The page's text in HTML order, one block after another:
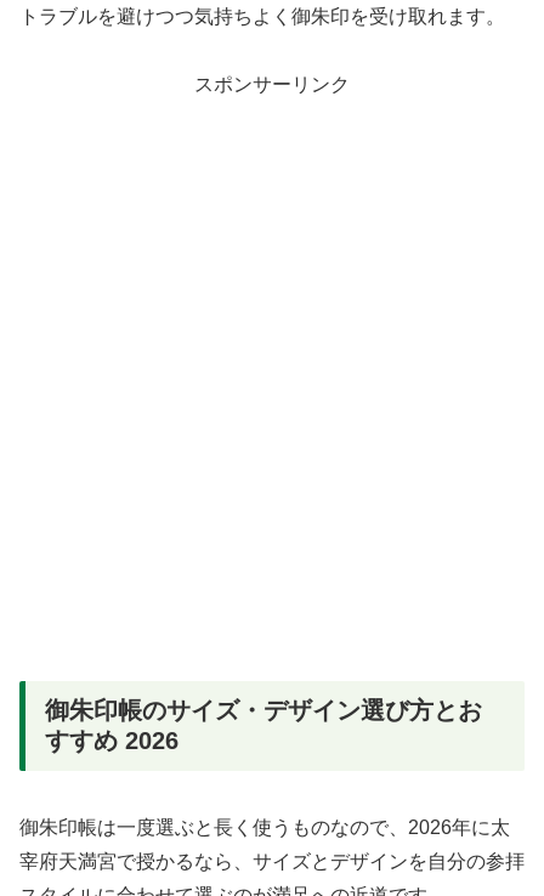
トラブルを避けつつ気持ちよく御朱印を受け取れます。
スポンサーリンク
御朱印帳のサイズ・デザイン選び方とお
すすめ 2026
御朱印帳は一度選ぶと長く使うものなので、2026年に太
宰府天満宮で授かるなら、サイズとデザインを自分の参拝